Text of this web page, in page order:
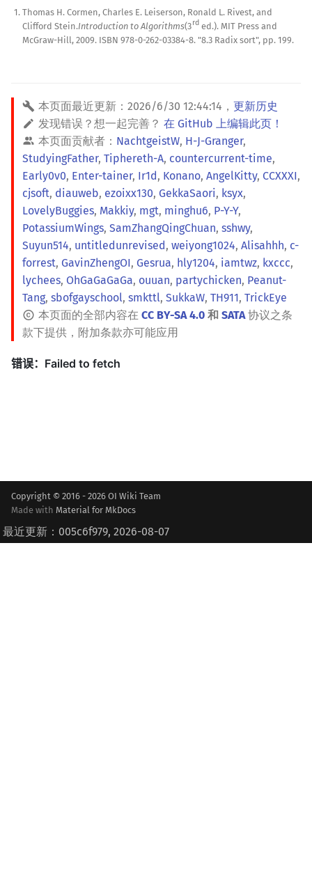
Thomas H. Cormen, Charles E. Leiserson, Ronald L. Rivest, and
Clifford Stein.Introduction to Algorithms(3rded.). MIT Press and
McGraw-Hill, 2009. ISBN 978-0-262-03384-8. "8.3 Radix sort", pp. 199.
本页面最近更新： 2026/6/30 12:44:14 ， 更新历史
发现错误？想一起完善？ 在 GitHub 上编辑此页！
本页面贡献者： NachtgeistW, H-J-Granger,
StudyingFather, Tiphereth-A, countercurrent-time,
Early0v0, Enter-tainer, Ir1d, Konano, AngelKitty, CCXXXI,
cjsoft, diauweb, ezoixx130, GekkaSaori, ksyx,
LovelyBuggies, Makkiy, mgt, minghu6, P-Y-Y,
PotassiumWings, SamZhangQingChuan, sshwy,
Suyun514, untitledunrevised, weiyong1024, Alisahhh, c-
forrest, GavinZhengOI, Gesrua, hly1204, iamtwz, kxccc,
lychees, OhGaGaGaGa, ouuan, partychicken, Peanut-
Tang, sbofgayschool, smkttl, SukkaW, TH911, TrickEye
本页面的全部内容在 CC BY-SA 4.0 和 SATA协议之条
款下提供，附加条款亦可能应用
Copyright © 2016 - 2026 OI Wiki Team
Made with Material for MkDocs
最近更新：005c6f979, 2026-08-07